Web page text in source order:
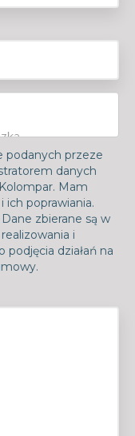
podanych przeze
danych
Mam
ich poprawiania.
zbierane są w
i
działań na